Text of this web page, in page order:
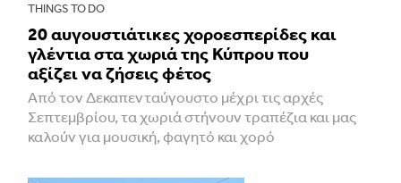
THINGS TO DO
20 αυγουστιάτικες χοροεσπερίδες και
γλέντια στα χωριά της Κύπρου που
αξίζει να ζήσεις φέτος
Από τον Δεκαπενταύγουστο μέχρι τις αρχές
Σεπτεμβρίου, τα χωριά στήνουν τραπέζια και μας
καλούν για μουσική, φαγητό και χορό